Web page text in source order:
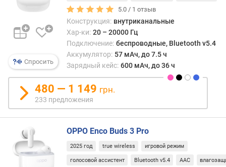
к
о
п
у
с
а
T
W
т
и
Спросить
5.0 / 1 отзыв
Конструкция: внутриканальные
Хар-ки: 20 – 20000 Гц
Подключение: беспроводные, Bluetooth v5.4
Аккумулятор: 57 мАч, до 7.5 ч
Зарядный кейс: 600 мАч, до 36 ч
480 — 1 149 грн.
233 предложения
OPPO Enco Buds 3 Pro
2025 год true wireless игровой режим
голосовой ассистент Bluetooth v5.4 AAC